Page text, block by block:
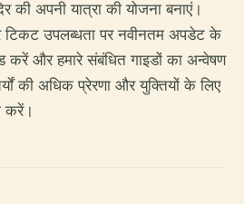
की अपनी यात्रा की योजना बनाएं।
टिकट उपलब्धता पर नवीनतम अपडेट के
करें और हमारे संबंधित गाइडों का अन्वेषण
की अधिक प्रेरणा और युक्तियों के लिए
करें।